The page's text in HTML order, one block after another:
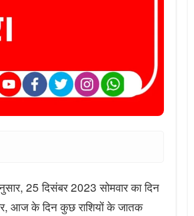
25 दिसंबर 2023 सोमवार का दिन
आज के दिन कुछ राशियों के जातक